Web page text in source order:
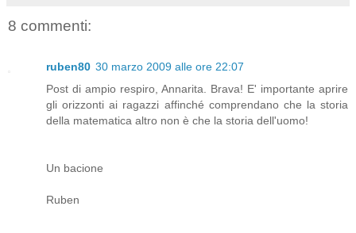
8 commenti:
ruben80 30 marzo 2009 alle ore 22:07
Post di ampio respiro, Annarita. Brava! E' importante aprire
gli orizzonti ai ragazzi affinché comprendano che la storia
della matematica altro non è che la storia dell'uomo!
Un bacione
Ruben